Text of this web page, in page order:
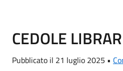
CEDOLE
Pubblicato il 21 luglio 2025 •